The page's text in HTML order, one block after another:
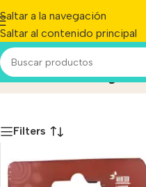
Saltar a la navegación
Saltar al contenido principal
Mordibles y
Filters